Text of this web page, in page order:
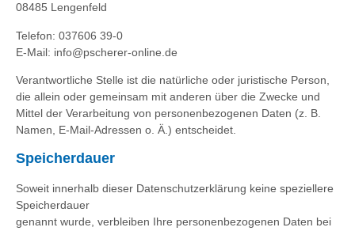
08485 Lengenfeld
Telefon: 037606 39-0
E-Mail: info@pscherer-online.de
Verantwortliche Stelle ist die natürliche oder juristische Person,
die allein oder gemeinsam mit anderen über die Zwecke und
Mittel der Verarbeitung von personenbezogenen Daten (z. B.
Namen, E-Mail-Adressen o. Ä.) entscheidet.
Speicherdauer
Soweit innerhalb dieser Datenschutzerklärung keine speziellere
Speicherdauer
genannt wurde, verbleiben Ihre personenbezogenen Daten bei